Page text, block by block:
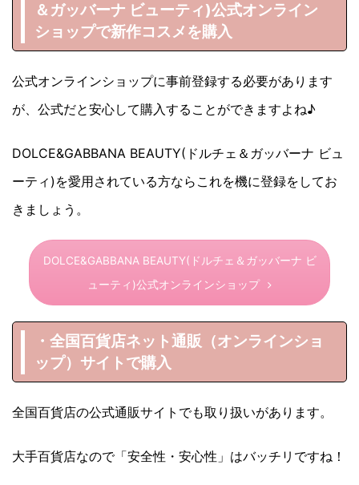
＆ガッバーナ ビューティ)公式オンライン
ショップで新作コスメを購入
公式オンラインショップに事前登録する必要があります
が、公式だと安心して購入することができますよね♪
DOLCE&GABBANA BEAUTY(ドルチェ＆ガッバーナ ビュ
ーティ)を愛用されている方ならこれを機に登録をしてお
きましょう。
DOLCE&GABBANA BEAUTY(ドルチェ＆ガッバーナ ビ
ューティ)公式オンラインショップ
・全国百貨店ネット通販（オンラインショ
ップ）サイトで購入
全国百貨店の公式通販サイトでも取り扱いがあります。
大手百貨店なので「安全性・安心性」はバッチリですね！